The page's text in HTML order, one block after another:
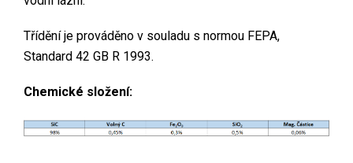
Třídění je prováděno v souladu s normou FEPA,
Standard 42 GB R 1993.
Chemické složení: